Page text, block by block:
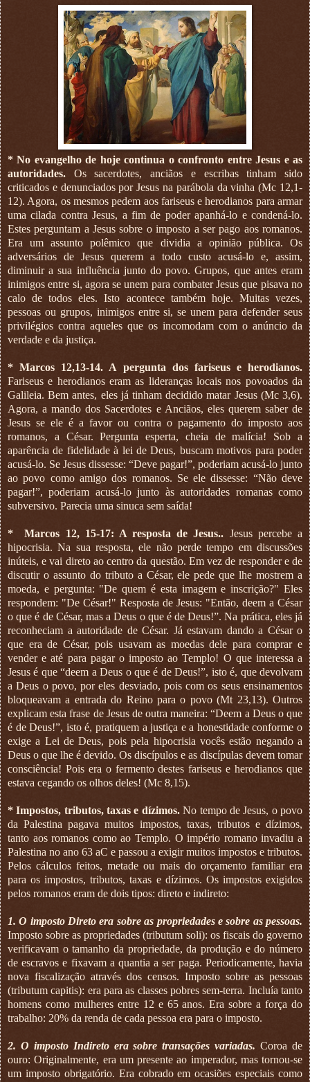
* No evangelho de hoje continua o confronto entre Jesus e as
autoridades. Os sacerdotes, anciãos e escribas tinham sido
criticados e denunciados por Jesus na parábola da vinha (Mc 12,1-
12). Agora, os mesmos pedem aos fariseus e herodianos para armar
uma cilada contra Jesus, a fim de poder apanhá-lo e condená-lo.
Estes perguntam a Jesus sobre o imposto a ser pago aos romanos.
Era um assunto polêmico que dividia a opinião pública. Os
adversários de Jesus querem a todo custo acusá-lo e, assim,
diminuir a sua influência junto do povo. Grupos, que antes eram
inimigos entre si, agora se unem para combater Jesus que pisava no
calo de todos eles. Isto acontece também hoje. Muitas vezes,
pessoas ou grupos, inimigos entre si, se unem para defender seus
privilégios contra aqueles que os incomodam com o anúncio da
verdade e da justiça.
* Marcos 12,13-14. A pergunta dos fariseus e herodianos.
Fariseus e herodianos eram as lideranças locais nos povoados da
Galileia. Bem antes, eles já tinham decidido matar Jesus (Mc 3,6).
Agora, a mando dos Sacerdotes e Anciãos, eles querem saber de
Jesus se ele é a favor ou contra o pagamento do imposto aos
romanos, a César. Pergunta esperta, cheia de malícia! Sob a
aparência de fidelidade à lei de Deus, buscam motivos para poder
acusá-lo. Se Jesus dissesse: “Deve pagar!”, poderiam acusá-lo junto
ao povo como amigo dos romanos. Se ele dissesse: “Não deve
pagar!”, poderiam acusá-lo junto às autoridades romanas como
subversivo. Parecia uma sinuca sem saída!
* Marcos 12, 15-17: A resposta de Jesus.. Jesus percebe a
hipocrisia. Na sua resposta, ele não perde tempo em discussões
inúteis, e vai direto ao centro da questão. Em vez de responder e de
discutir o assunto do tributo a César, ele pede que lhe mostrem a
moeda, e pergunta: "De quem é esta imagem e inscrição?" Eles
respondem: "De César!" Resposta de Jesus: "Então, deem a César
o que é de César, mas a Deus o que é de Deus!”. Na prática, eles já
reconheciam a autoridade de César. Já estavam dando a César o
que era de César, pois usavam as moedas dele para comprar e
vender e até para pagar o imposto ao Templo! O que interessa a
Jesus é que “deem a Deus o que é de Deus!”, isto é, que devolvam
a Deus o povo, por eles desviado, pois com os seus ensinamentos
bloqueavam a entrada do Reino para o povo (Mt 23,13). Outros
explicam esta frase de Jesus de outra maneira: “Deem a Deus o que
é de Deus!”, isto é, pratiquem a justiça e a honestidade conforme o
exige a Lei de Deus, pois pela hipocrisia vocês estão negando a
Deus o que lhe é devido. Os discípulos e as discípulas devem tomar
consciência! Pois era o fermento destes fariseus e herodianos que
estava cegando os olhos deles! (Mc 8,15).
* Impostos, tributos, taxas e dízimos.No tempo de Jesus, o povo
da Palestina pagava muitos impostos, taxas, tributos e dízimos,
tanto aos romanos como ao Templo. O império romano invadiu a
Palestina no ano 63 aC e passou a exigir muitos impostos e tributos.
Pelos cálculos feitos, metade ou mais do orçamento familiar era
para os impostos, tributos, taxas e dízimos. Os impostos exigidos
pelos romanos eram de dois tipos: direto e indireto:
1. O imposto Direto era sobre as propriedades e sobre as pessoas.
Imposto sobre as propriedades (tributum soli): os fiscais do governo
verificavam o tamanho da propriedade, da produção e do número
de escravos e fixavam a quantia a ser paga. Periodicamente, havia
nova fiscalização através dos censos. Imposto sobre as pessoas
(tributum capitis): era para as classes pobres sem-terra. Incluía tanto
homens como mulheres entre 12 e 65 anos. Era sobre a força do
trabalho: 20% da renda de cada pessoa era para o imposto.
2. O imposto Indireto era sobre transações variadas. Coroa de
ouro: Originalmente, era um presente ao imperador, mas tornou-se
um imposto obrigatório. Era cobrado em ocasiões especiais como